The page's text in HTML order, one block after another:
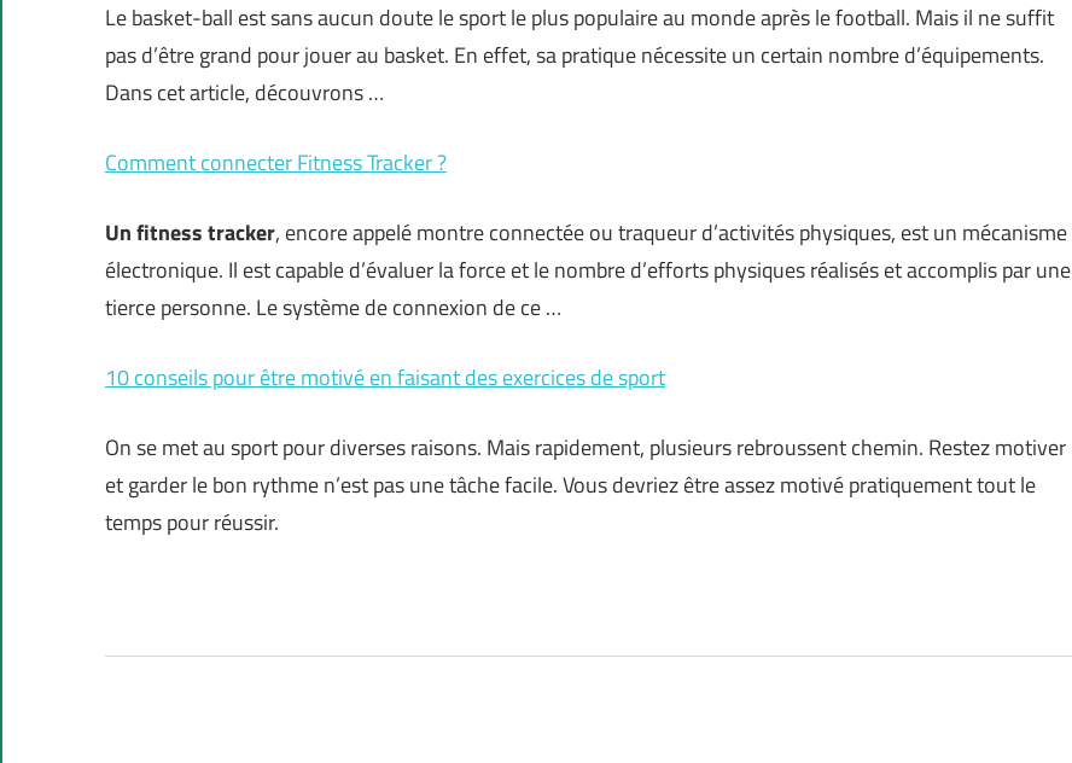
Le basket-ball est sans aucun doute le sport le plus populaire au monde après le football. Mais il ne suffit
pas d’être grand pour jouer au basket. En effet, sa pratique nécessite un certain nombre d’équipements.
Dans cet article, découvrons …
Comment connecter Fitness Tracker ?
Un fitness tracker, encore appelé montre connectée ou traqueur d’activités physiques, est un mécanisme
électronique. Il est capable d’évaluer la force et le nombre d’efforts physiques réalisés et accomplis par une
tierce personne. Le système de connexion de ce …
10 conseils pour être motivé en faisant des exercices de sport
On se met au sport pour diverses raisons. Mais rapidement, plusieurs rebroussent chemin. Restez motiver
et garder le bon rythme n’est pas une tâche facile. Vous devriez être assez motivé pratiquement tout le
temps pour réussir.